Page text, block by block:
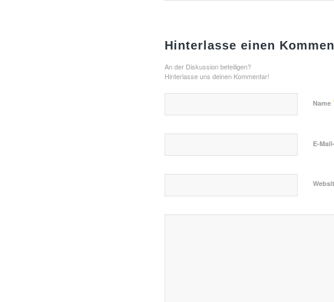
Hinterlasse einen
An der Diskussion beteiligen?
Hinterlasse uns deinen Kommentar!
Name
E-